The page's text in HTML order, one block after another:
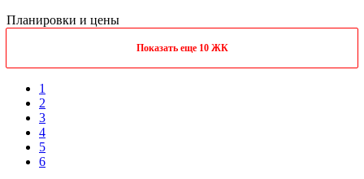
Планировки и цены
Показать еще 10 ЖК
1
2
3
4
5
6